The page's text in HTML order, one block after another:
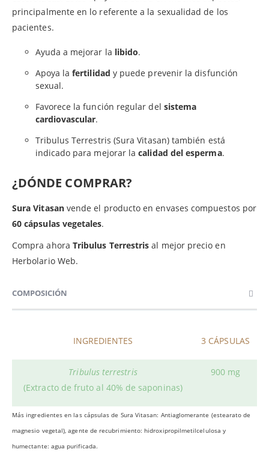
principalmente en lo referente a la sexualidad de los
pacientes.
Ayuda a mejorar la libido.
Apoya lafertilidad y puede prevenir la disfunción
sexual.
Favorece la función regular del sistema
cardiovascular.
Tribulus Terrestris (Sura Vitasan) también está
indicado para mejorar lacalidad del esperma.
¿DÓNDE COMPRAR?
Sura Vitasanvende el producto en envases compuestos por
60 cápsulas vegetales.
Compra ahora Tribulus Terrestris al mejor precio en
Herbolario Web.
COMPOSICIÓN
INGREDIENTES 3 CÁPSULAS
Tribulus terrestris
(Extracto de fruto al 40% de saponinas)
900 mg
Más ingredientes en las cápsulas de Sura Vitasan: Antiaglomerante (estearato de
magnesio vegetal), agente de recubrimiento: hidroxipropilmetilcelulosa y
humectante: agua purificada.